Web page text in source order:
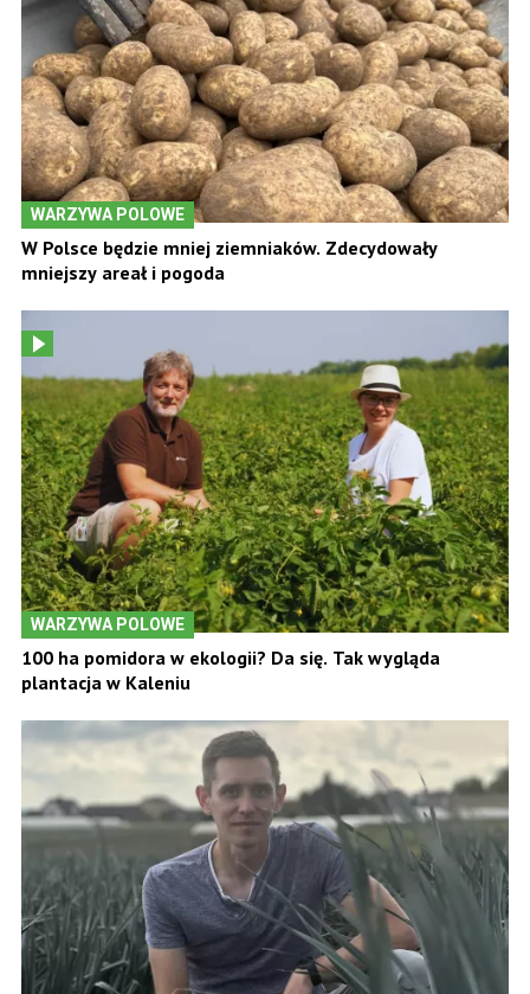
WARZYWA POLOWE
W Polsce będzie mniej ziemniaków. Zdecydowały
mniejszy areał i pogoda
WARZYWA POLOWE
100 ha pomidora w ekologii? Da się. Tak wygląda
plantacja w Kaleniu